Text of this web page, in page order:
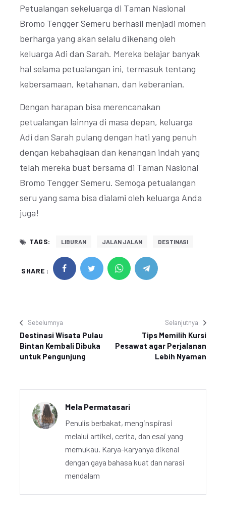
Petualangan sekeluarga di Taman Nasional
Bromo Tengger Semeru berhasil menjadi momen
berharga yang akan selalu dikenang oleh
keluarga Adi dan Sarah. Mereka belajar banyak
hal selama petualangan ini, termasuk tentang
kebersamaan, ketahanan, dan keberanian.
Dengan harapan bisa merencanakan
petualangan lainnya di masa depan, keluarga
Adi dan Sarah pulang dengan hati yang penuh
dengan kebahagiaan dan kenangan indah yang
telah mereka buat bersama di Taman Nasional
Bromo Tengger Semeru. Semoga petualangan
seru yang sama bisa dialami oleh keluarga Anda
juga!
TAGS: LIBURAN JALAN JALAN DESTINASI
SHARE :
Sebelumnya
Destinasi Wisata Pulau
Bintan Kembali Dibuka
untuk Pengunjung
Selanjutnya
Tips Memilih Kursi
Pesawat agar Perjalanan
Lebih Nyaman
Mela Permatasari
Penulis berbakat, menginspirasi
melalui artikel, cerita, dan esai yang
memukau. Karya-karyanya dikenal
dengan gaya bahasa kuat dan narasi
mendalam